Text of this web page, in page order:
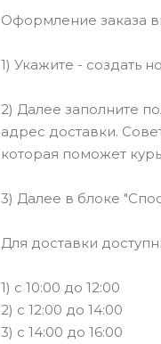
Оформление заказа
1) Укажите - создать
2) Далее заполните
адрес доставки.
которая поможет
3) Далее в блоке
Для доставки
1) c 10:00 до 12:00
2) с 12:00 до 14:00
3) с 14:00 до 16:00